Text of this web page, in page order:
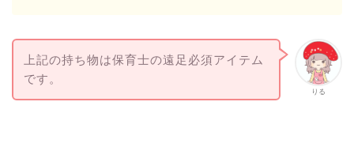
りる
上記の持ち物は保育士の遠足必須アイテム
です。